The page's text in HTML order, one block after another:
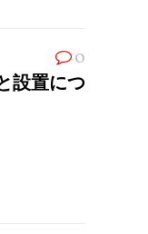
0
設置につ